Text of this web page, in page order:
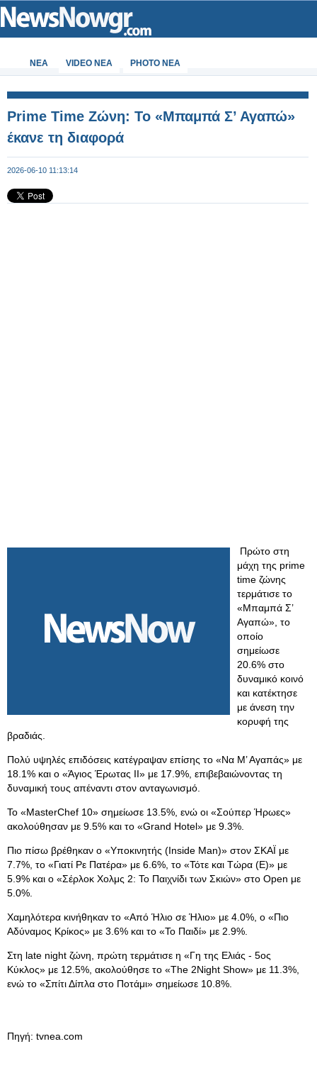
ΝΕΑ VIDEO NEA PHOTO NEA
Prime Time Ζώνη: Το «Μπαμπά Σ’ Αγαπώ»
έκανε τη διαφορά
2026-06-10 11:13:14
Πρώτο στη
μάχη της prime
time ζώνης
τερμάτισε το
«Μπαμπά Σ’
Αγαπώ», το
οποίο
σημείωσε
20.6% στο
δυναμικό κοινό
και κατέκτησε
με άνεση την
κορυφή της
βραδιάς.
Πολύ υψηλές επιδόσεις κατέγραψαν επίσης το «Να Μ’ Αγαπάς» με
18.1% και ο «Άγιος Έρωτας II» με 17.9%, επιβεβαιώνοντας τη
δυναμική τους απέναντι στον ανταγωνισμό.
Το «MasterChef 10» σημείωσε 13.5%, ενώ οι «Σούπερ Ήρωες»
ακολούθησαν με 9.5% και το «Grand Hotel» με 9.3%.
Πιο πίσω βρέθηκαν ο «Υποκινητής (Inside Man)» στον ΣΚΑΪ με
7.7%, το «Γιατί Ρε Πατέρα» με 6.6%, το «Τότε και Τώρα (E)» με
5.9% και ο «Σέρλοκ Χολμς 2: Το Παιχνίδι των Σκιών» στο Open με
5.0%.
Χαμηλότερα κινήθηκαν το «Από Ήλιο σε Ήλιο» με 4.0%, ο «Πιο
Αδύναμος Κρίκος» με 3.6% και το «Το Παιδί» με 2.9%.
Στη late night ζώνη, πρώτη τερμάτισε η «Γη της Ελιάς - 5ος
Κύκλος» με 12.5%, ακολούθησε το «The 2Night Show» με 11.3%,
ενώ το «Σπίτι Δίπλα στο Ποτάμι» σημείωσε 10.8%.
Πηγή: tvnea.com